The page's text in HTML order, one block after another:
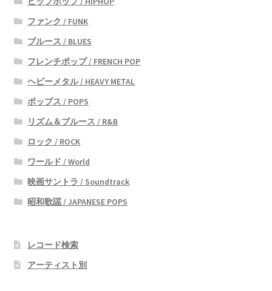
ファンク / FUNK
ブルース / BLUES
フレンチポップ / FRENCH POP
ヘビーメタル / HEAVY METAL
ポップス / POPS
リズム＆ブルース / R&B
ロック / ROCK
ワールド / World
映画サントラ / Soundtrack
昭和歌謡 / JAPANESE POPS
レコード検索
アーティスト別